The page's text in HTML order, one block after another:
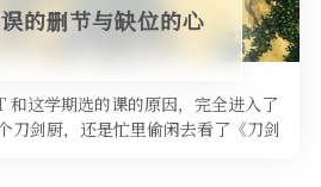
的删节与缺位的心
和这学期选的课的原因，完全进入了
刀剑厨，还是忙里偷闲去看了《刀剑